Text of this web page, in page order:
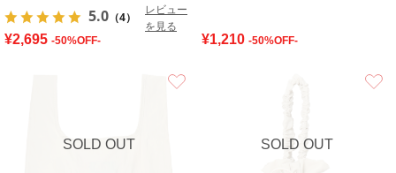
5.0 （4）
レビュー
を見る
¥2,695 -50%OFF- ¥1,210 -50%OFF-
SOLD OUT SOLD OUT